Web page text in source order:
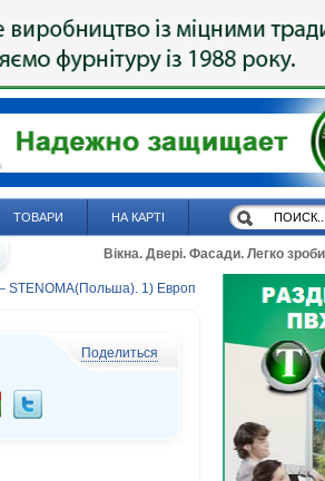
ТОВАРИ НА КАРТІ
Вікна. Двері. Фасади. Легко
1) Европ
Поделиться